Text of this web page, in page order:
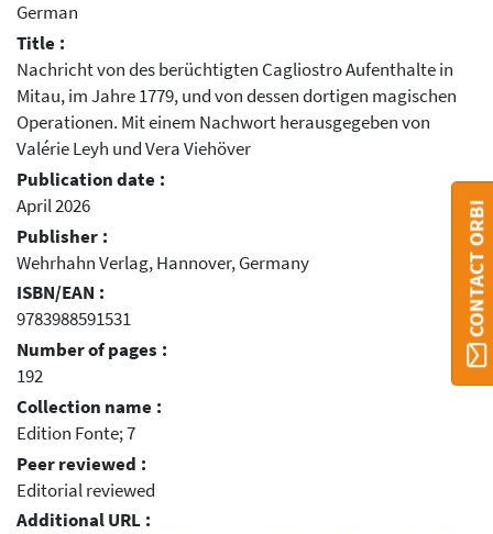
German
Title :
Nachricht von des berüchtigten Cagliostro Aufenthalte in
Mitau, im Jahre 1779, und von dessen dortigen magischen
Operationen. Mit einem Nachwort herausgegeben von
Valérie Leyh und Vera Viehöver
Publication date :
April 2026
Publisher :
Wehrhahn Verlag, Hannover, Germany
ISBN/EAN :
9783988591531
Number of pages :
192
Collection name :
Edition Fonte; 7
Peer reviewed :
Editorial reviewed
Additional URL :
CONTACT ORBI